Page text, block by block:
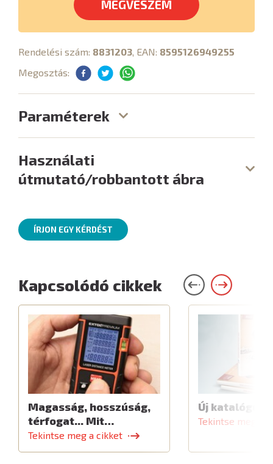
MEGVESZEM
Rendelési szám: 8831203, EAN: 8595126949255
Megosztás:
Paraméterek
Használati
útmutató/robbantott ábra
ÍRJON EGY KÉRDÉST
Kapcsolódó cikkek
Magasság, hosszúság,
térfogat... Mit…
Tekintse meg a cikket
Új katalógus
Tekintse meg a